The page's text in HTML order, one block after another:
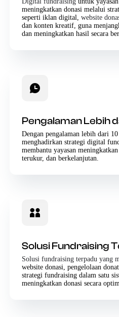
meningkatkan donasi melalui
seperti iklan digital, website
dan konten kreatif, guna
dan meningkatkan hasil secara
Pengalaman Lebih
Dengan pengalaman lebih dari
menghadirkan strategi digital
membantu yayasan
terukur, dan berkelanjutan.
Solusi Fundraising
Solusi fundraising terpadu yang
website donasi, pengelolaan
strategi fundraising dalam satu
meningkatkan donasi secara